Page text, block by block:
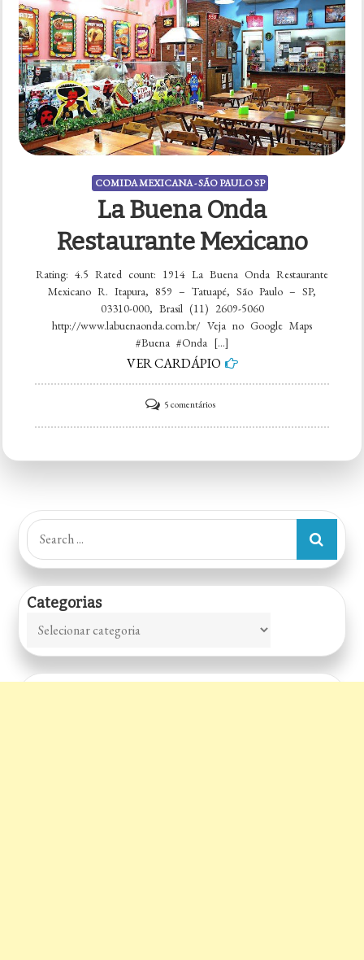
COMIDA MEXICANA - SÃO PAULO SP
La Buena Onda
Restaurante Mexicano
Rating: 4.5 Rated count: 1914 La Buena Onda Restaurante
Mexicano R. Itapura, 859 – Tatuapé, São Paulo – SP,
03310-000, Brasil (11) 2609-5060
http://www.labuenaonda.com.br/ Veja no Google Maps
#Buena #Onda […]
VER CARDÁPIO
5 comentáriosem
La
Mexicano
Search
for:
Categorias
Categorias